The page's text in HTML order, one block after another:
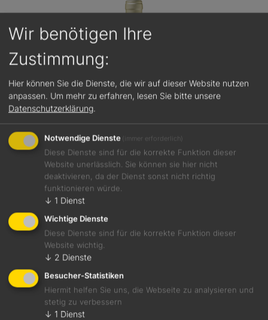
Jetzt teilen
Duftet nach gerösteten Pinienkernen, Ananas, Maisgrieß
und Brunnenkresse. Raumnehmend und flächig mit einem
Hauch von Salz. Stabil am Gaumen, röstiges Finish.
Foodpairing-Empfehlung
Wir benötigen Ihre
Zustimmung:
Hier können Sie die Dienste, die wir auf dieser Website nutzen
anpassen. Um mehr zu erfahren, lesen Sie bitte unsere
Datenschutzerklärung.
Notwendige Dienste (immer erforderlich)
Diese Dienste sind für die korrekte Funktion dieser
Website unerlässlich. Sie können sie hier nicht
deaktivieren, da der Dienst sonst nicht richtig
funktionieren würde.
↓ 1 Dienst
Wichtige Dienste
Diese Dienste sind für die korrekte Funktion dieser
Website wichtig.
↓ 2 Dienste
Besucher-Statistiken
Hiermit helfen Sie uns, die Webseite zu analysieren und
stetig zu verbessern
↓ 1 Dienst